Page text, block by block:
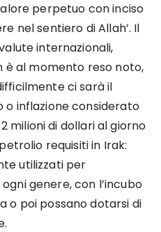
perpetuo con inciso
nel sentiero di Allah’. Il
internazionali,
è al momento reso noto,
ci sarà il
o inflazione considerato
milioni di dollari al giorno
requisiti in Irak:
utilizzati per
genere, con l’incubo
o poi possano dotarsi di